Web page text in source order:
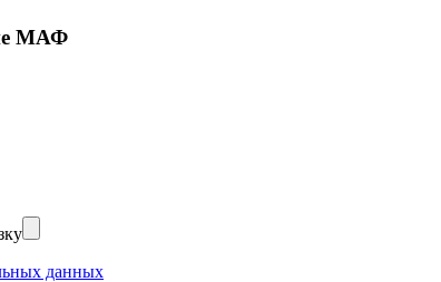
МАФ
данных